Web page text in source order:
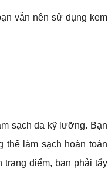
vẫn nên sử dụng kem
sạch da kỹ lưỡng. Bạn
thể làm sạch hoàn toàn
trang điểm, bạn phải tẩy